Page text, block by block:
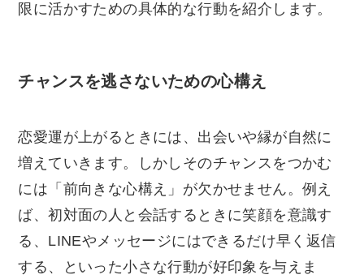
限に活かすための具体的な行動を紹介します。
チャンスを逃さないための心構え
恋愛運が上がるときには、出会いや縁が自然に
増えていきます。しかしそのチャンスをつかむ
には「前向きな心構え」が欠かせません。例え
ば、初対面の人と会話するときに笑顔を意識す
る、LINEやメッセージにはできるだけ早く返信
する、といった小さな行動が好印象を与えま